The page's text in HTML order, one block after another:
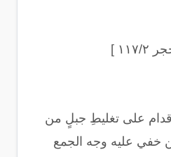
٢ ]
على تغليطِ جبلٍ من
خفي عليه وجه الجمع